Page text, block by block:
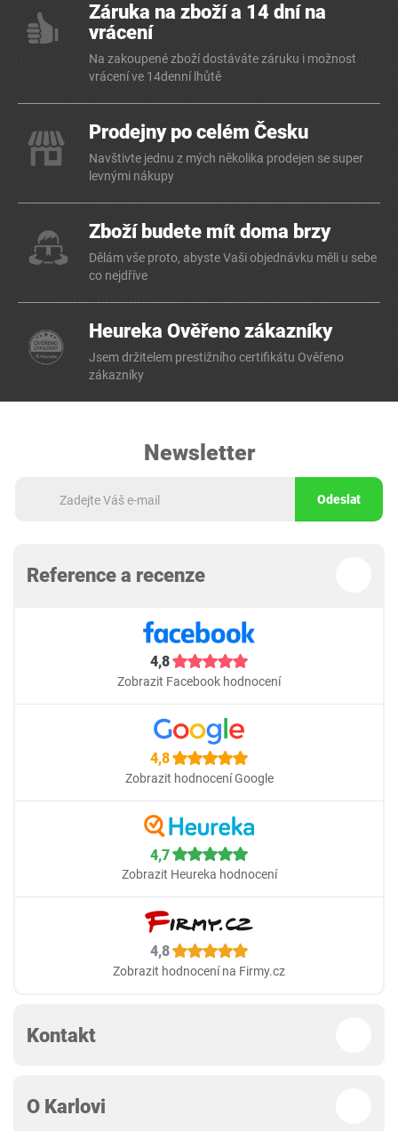
Záruka na zboží a 14 dní na
vrácení
Na zakoupené zboží dostáváte záruku i možnost
vrácení ve 14denní lhůtě
Prodejny po celém Česku
Navštivte jednu z mých několika prodejen se super
levnými nákupy
Zboží budete mít doma brzy
Dělám vše proto, abyste Vaši objednávku měli u sebe
co nejdříve
Heureka Ověřeno zákazníky
Jsem držitelem prestižního certifikátu Ověřeno
zákazníky
Newsletter
Odeslat
Reference a recenze
4,8
Zobrazit Facebook hodnocení
4,8
Zobrazit hodnocení Google
4,7
Zobrazit Heureka hodnocení
4,8
Zobrazit hodnocení na Firmy.cz
Kontakt
O Karlovi